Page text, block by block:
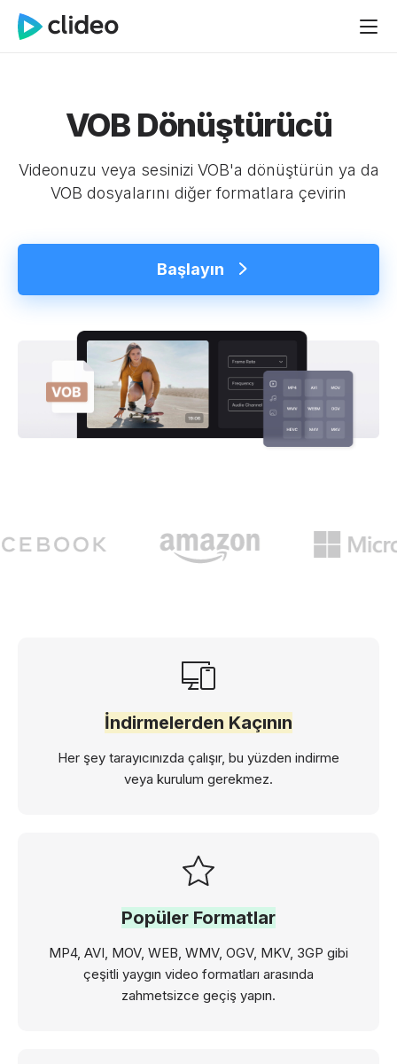
VOB Dönüştürücü
Videonuzu veya sesinizi VOB'a dönüştürün ya da
VOB dosyalarını diğer formatlara çevirin
Başlayın
İndirmelerden Kaçının
Her şey tarayıcınızda çalışır, bu yüzden indirme
veya kurulum gerekmez.
Popüler Formatlar
MP4, AVI, MOV, WEB, WMV, OGV, MKV, 3GP gibi
çeşitli yaygın video formatları arasında
zahmetsizce geçiş yapın.